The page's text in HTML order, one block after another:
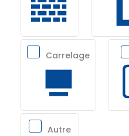
Carrelage
Autre